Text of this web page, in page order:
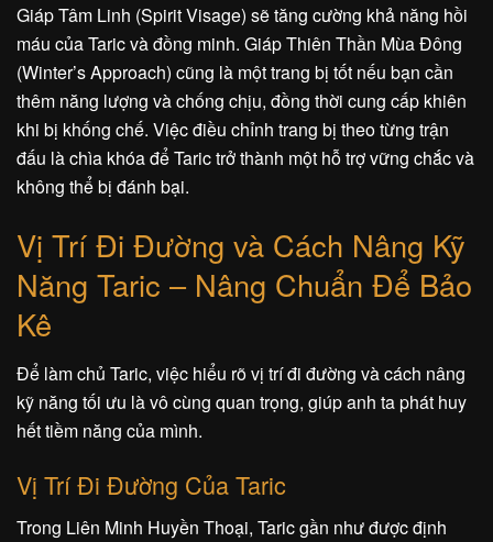
Giáp Tâm Linh (Spirit Visage) sẽ tăng cường khả năng hồi
máu của Taric và đồng minh. Giáp Thiên Thần Mùa Đông
(Winter’s Approach) cũng là một trang bị tốt nếu bạn cần
thêm năng lượng và chống chịu, đồng thời cung cấp khiên
khi bị khống chế. Việc điều chỉnh trang bị theo từng trận
đấu là chìa khóa để Taric trở thành một hỗ trợ vững chắc và
không thể bị đánh bại.
Vị Trí Đi Đường và Cách Nâng Kỹ
Năng Taric – Nâng Chuẩn Để Bảo
Kê
Để làm chủ Taric, việc hiểu rõ vị trí đi đường và cách nâng
kỹ năng tối ưu là vô cùng quan trọng, giúp anh ta phát huy
hết tiềm năng của mình.
Vị Trí Đi Đường Của Taric
Trong Liên Minh Huyền Thoại, Taric gần như được định